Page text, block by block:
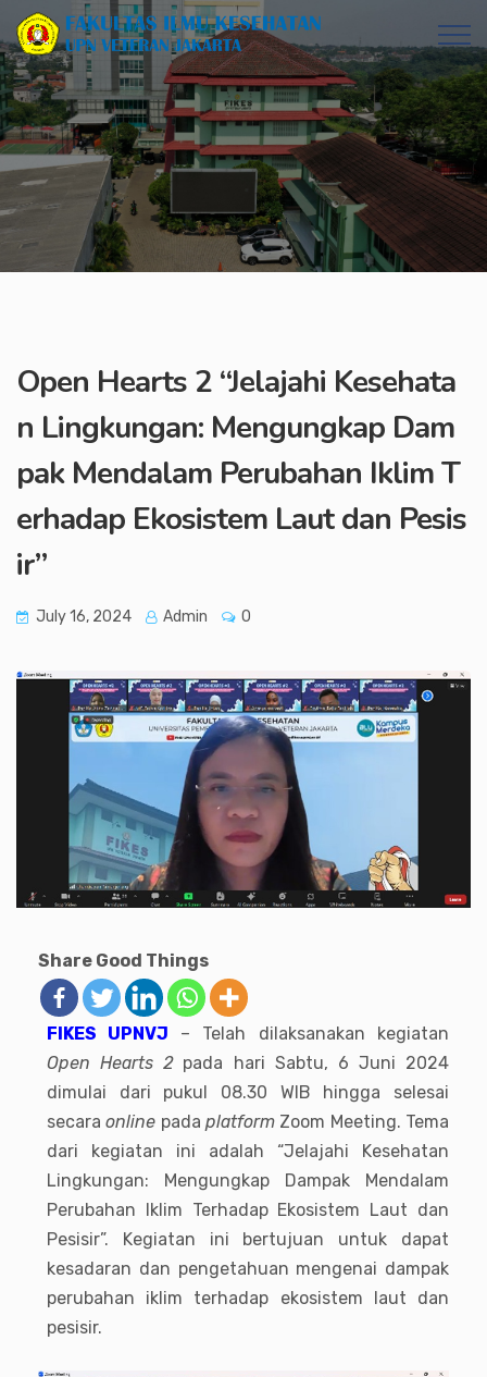
Open Hearts 2 “Jelajahi Kesehata
n Lingkungan: Mengungkap Dam
pak Mendalam Perubahan Iklim T
erhadap Ekosistem Laut dan Pesis
ir”
July 16, 2024 Admin 0
Share Good Things
FIKES UPNVJ
– Telah dilaksanakan kegiatan
Open Hearts 2 pada hari Sabtu, 6 Juni 2024
dimulai dari pukul 08.30 WIB hingga selesai
secaraonline padaplatform Zoom Meeting. Tema
dari kegiatan ini adalah “Jelajahi Kesehatan
Lingkungan: Mengungkap Dampak Mendalam
Perubahan Iklim Terhadap Ekosistem Laut dan
Pesisir”. Kegiatan ini bertujuan untuk dapat
kesadaran dan pengetahuan mengenai dampak
perubahan iklim terhadap ekosistem laut dan
pesisir.